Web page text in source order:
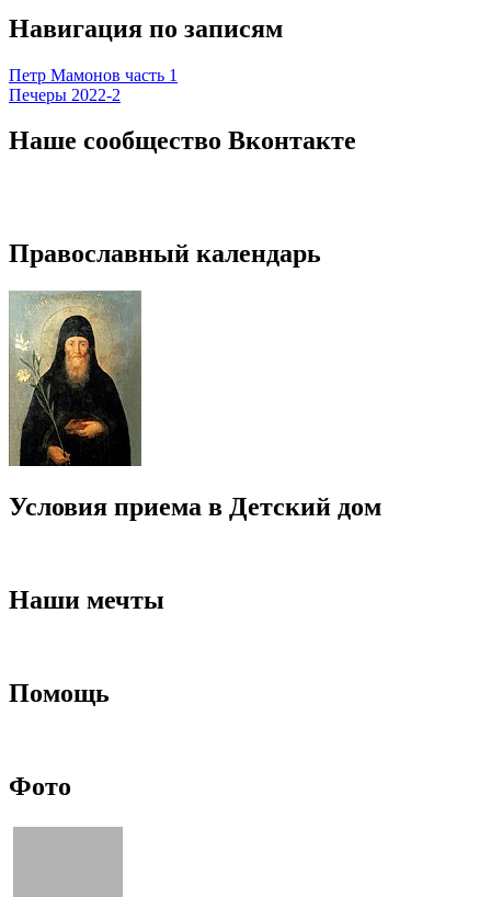
Навигация по записям
Петр Мамонов часть 1
Печеры 2022-2
Наше сообщество Вконтакте
Православный календарь
Условия приема в Детский дом
Наши мечты
Помощь
Фото